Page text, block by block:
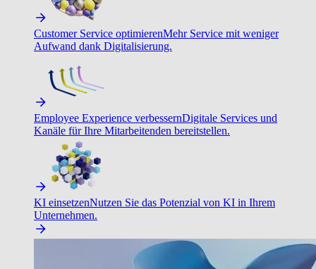
Customer Service optimierenMehr Service mit weniger
Aufwand dank Digitalisierung.
Employee Experience verbessernDigitale Services und
Kanäle für Ihre Mitarbeitenden bereitstellen.
KI einsetzenNutzen Sie das Potenzial von KI in Ihrem
Unternehmen.